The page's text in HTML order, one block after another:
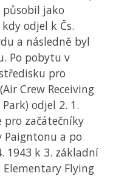
působil jako
odjel k Čs.
a následně byl
Po pobytu v
pro
Crew Receiving
odjel 2. 1.
pro začátečníky
Paigntonu a po
1943 k 3. základní
Elementary Flying